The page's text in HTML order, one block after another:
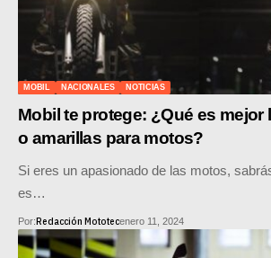
HARD ENDURO
SUPERCROSS
CROSS COUNTRY
MOTOS ACUÁTICAS
INTERNACIONALES
MOBIL NACIONALES NOTICIAS
Mobil te protege: ¿Qué es
o amarillas para motos?
Si eres un apasionado de las motos,
es…
Por:Redacción Mototecenero 11, 2024